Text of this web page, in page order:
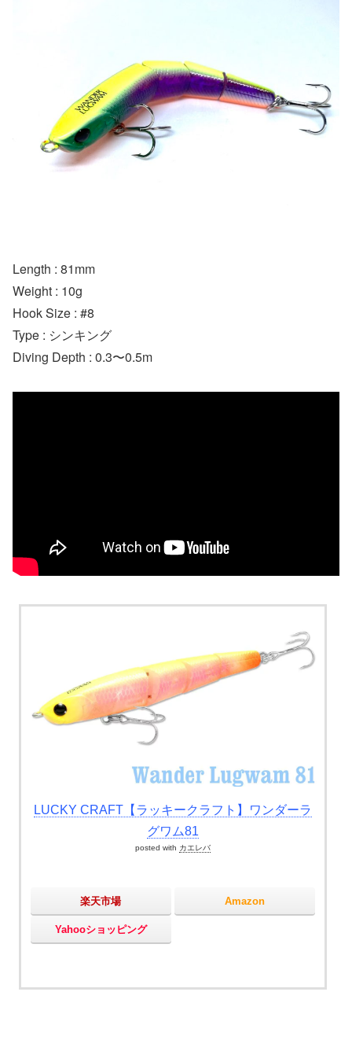
Length : 81mm
Weight : 10g
Hook Size : #8
Type : シンキング
Diving Depth : 0.3〜0.5m
LUCKY CRAFT【ラッキークラフト】ワンダーラ
グワム81
posted with カエレバ
楽天市場 Amazon
Yahooショッピング